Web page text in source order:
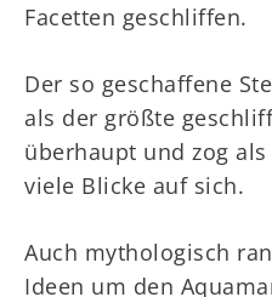
Facetten geschliffen.
Der so geschaffene
als der größte
überhaupt und zog
viele Blicke auf sich.
Auch mythologisch
Ideen um den